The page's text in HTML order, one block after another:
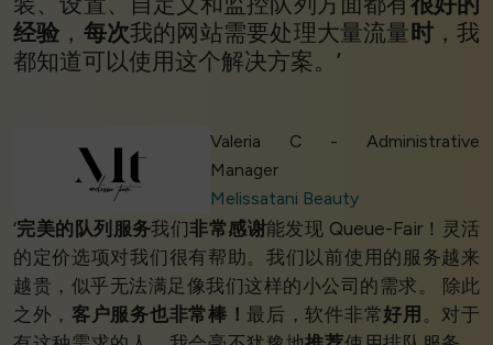
经验 ， 每次我的网站需要处理大量流量时，我
都知道可以使用这个解决方案。’
Valeria C - Administrative
Manager
Melissatani Beauty
‘完美的队列服务我们非常感谢能发现 Queue-Fair！灵活
的定价选项对我们很有帮助。我们以前使用的服务越来
越贵，似乎无法满足像我们这样的小公司的需求。 除此
之外，客户服务也非常棒！最后，软件非常好用 。对于